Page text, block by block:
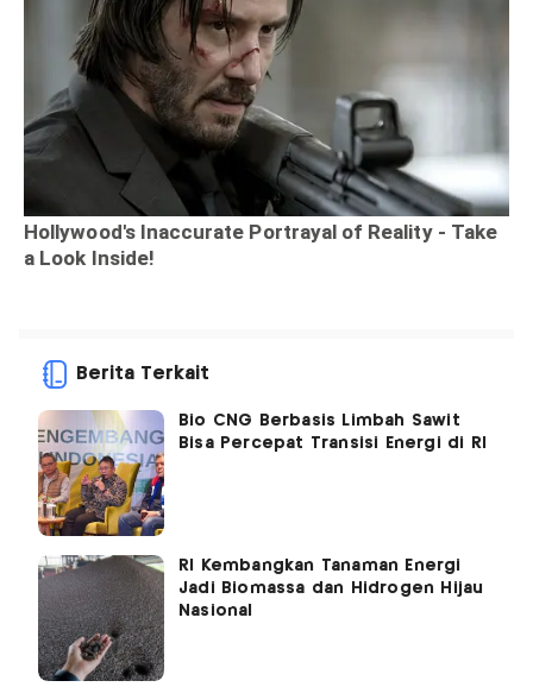
Berita Terkait
Bio CNG Berbasis Limbah Sawit
Bisa Percepat Transisi Energi di RI
RI Kembangkan Tanaman Energi
Jadi Biomassa dan Hidrogen Hijau
Nasional